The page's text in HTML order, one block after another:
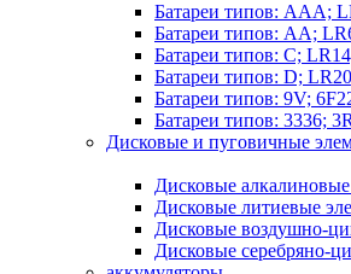
Батареи типов: AAA;
Батареи типов: AA;
Батареи типов: C;
Батареи типов: D;
Батареи типов: 9V;
Батареи типов: 3336;
Дисковые и пуговичные
Дисковые
Дисковые литиевые
Дисковые воздушно-
Дисковые серебряно-